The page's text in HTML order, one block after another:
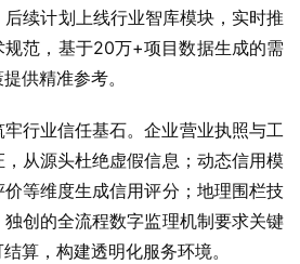
续计划上线行业智库模块，实时推
范，基于20万+项目数据生成的需
供精准参考。
行业信任基石。企业营业执照与工
从源头杜绝虚假信息；动态信用模
等维度生成信用评分；地理围栏技
创的全流程数字监理机制要求关键
算，构建透明化服务环境。